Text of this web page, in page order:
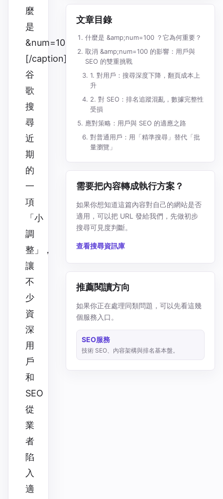
麼
是
&num=100？
[/caption]
谷
歌
搜
尋
近
期
的
一
項
「小
調
整」，
讓
不
少
資
深
用
戶
和
SEO
從
業
者
陷
入
適
文章目錄
什麼是 &amp;num=100 ？它為何重要？
取消 &amp;num=100 的影響：用戶與
SEO 的雙重挑戰
1. 對用戶：搜尋深度下降，翻頁成本上
升
2. 對 SEO：排名追蹤混亂，數據完整性
受損
應對策略：用戶與 SEO 的適應之路
對普通用戶：用「精準搜尋」替代「批
量瀏覽」
需要把內容轉成執行方案？
如果你想知道這篇內容對自己的網站是否
適用，可以把 URL 發給我們，先做初步
搜尋可見度判斷。
查看搜尋資訊庫
推薦閱讀方向
如果你正在處理同類問題，可以先看這幾
個服務入口。
SEO服務
技術 SEO、內容架構與排名基本盤。